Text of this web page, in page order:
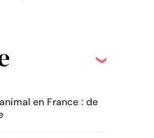
en France : de